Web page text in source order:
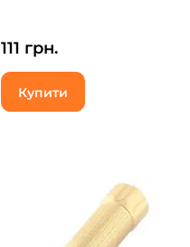
111 грн.
Купити